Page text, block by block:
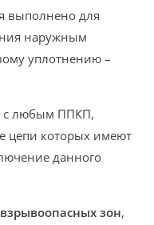
выполнено для
наружным
уплотнению –
с любым ППКП,
цепи которых имеют
данного
зон,